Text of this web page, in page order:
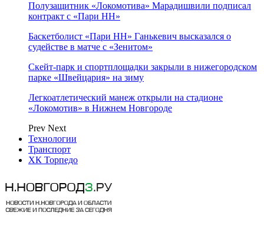
Полузащитник «Локомотива» Марадишвили подписал
контракт с «Пари НН»
Баскетболист «Пари НН» Ганькевич высказался о
судействе в матче с «Зенитом»
Скейт-парк и спортплощадки закрыли в нижегородском
парке «Швейцария» на зиму
Легкоатлетический манеж открыли на стадионе
«Локомотив» в Нижнем Новгороде
Prev Next
Технологии
Транспорт
ХК Торпедо